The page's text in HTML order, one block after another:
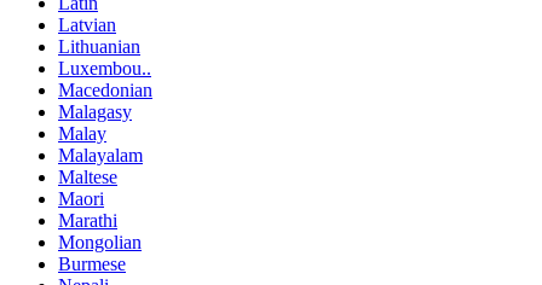
Latvian
Lithuanian
Luxembou..
Macedonian
Malagasy
Malay
Malayalam
Maltese
Maori
Marathi
Mongolian
Burmese